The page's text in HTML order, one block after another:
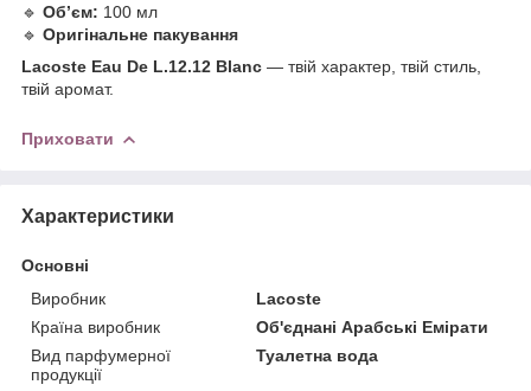
🔹 Обʼєм: 100 мл
🔹 Оригінальне пакування
Lacoste Eau De L.12.12 Blanc — твій характер, твій стиль,
твій аромат.
Приховати
Характеристики
Основні
Виробник
Lacoste
Країна виробник
Об'єднані Арабські Емірати
Вид парфумерної
продукції
Туалетна вода